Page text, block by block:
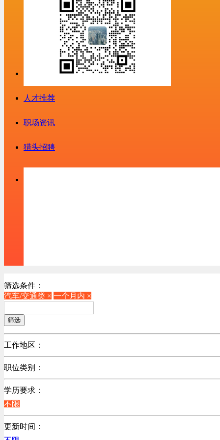
人才推荐
职场资讯
猎头招聘
筛选条件：
汽车/交通类 × 一个月内 ×
筛选
工作地区：
不限
职位类别：
不限
机械制造/仪器仪表类
计算机硬件类
销售管理类
计算机软件类
学历要求：
不限
更新时间：